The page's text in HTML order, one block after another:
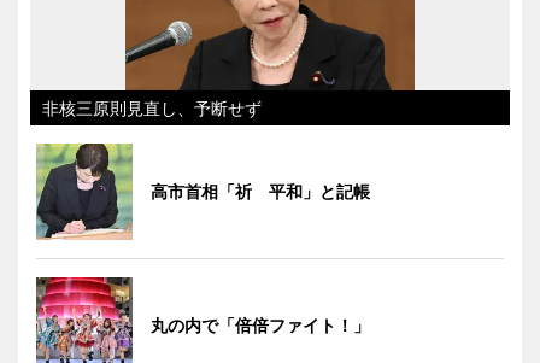
非核三原則見直し、予断せず
高市首相「祈 平和」と記帳
丸の内で「倍倍ファイト！」